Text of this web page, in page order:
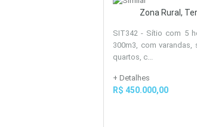
Zona Rural,
SIT342 - Sítio com 5
300m3, com varandas,
quartos, c...
+ Detalhes
R$ 450.000,00